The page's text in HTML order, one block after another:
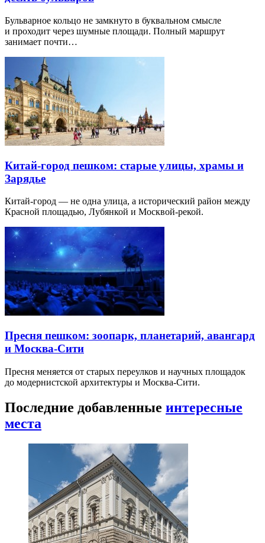
Бульварное кольцо не замкнуто в буквальном смысле
и проходит через шумные площади. Полный маршрут
занимает почти…
Китай-город пешком: старые улицы, храмы и
Зарядье
Китай-город — не одна улица, а исторический район между
Красной площадью, Лубянкой и Москвой-рекой.
Пресня пешком: зоопарк, планетарий, авангард
и Москва-Сити
Пресня меняется от старых переулков и научных площадок
до модернистской архитектуры и Москва-Сити.
Последние добавленные интересные
места